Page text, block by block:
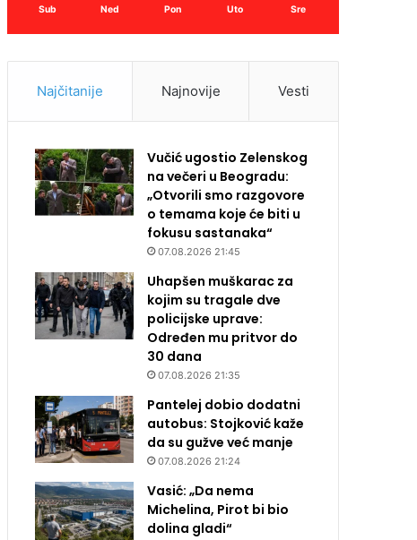
Sub Ned Pon Uto Sre
Najčitanije Najnovije Vesti
Vučić ugostio Zelenskog
na večeri u Beogradu:
„Otvorili smo razgovore
o temama koje će biti u
fokusu sastanaka“
07.08.2026 21:45
Uhapšen muškarac za
kojim su tragale dve
policijske uprave:
Određen mu pritvor do
30 dana
07.08.2026 21:35
Pantelej dobio dodatni
autobus: Stojković kaže
da su gužve već manje
07.08.2026 21:24
Vasić: „Da nema
Michelina, Pirot bi bio
dolina gladi“